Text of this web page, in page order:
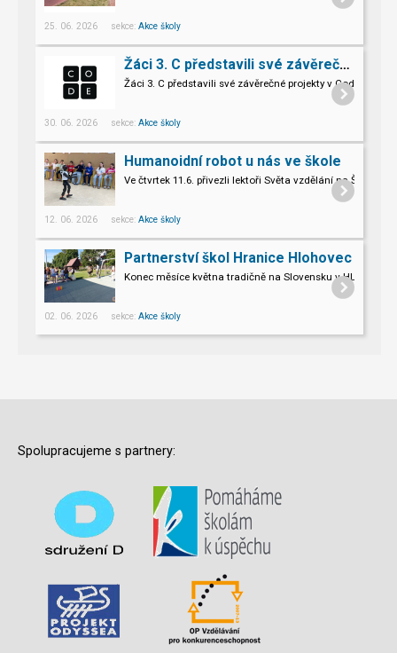
25. 06. 2026 sekce: Akce školy
Žáci 3. C představili své závěrečné projekty v Code.org
Žáci 3. C představili své závěrečné projekty v Code.org
30. 06. 2026 sekce: Akce školy
Humanoidní robot u nás ve škole
Ve čtvrtek 11.6. přivezli lektoři Světa vzdělání na
Pro naše třeťáky a páťáky to byl opravdu nevšední zážitek.
12. 06. 2026 sekce: Akce školy
Partnerství škol Hranice Hlohovec
Konec měsíce května tradičně na Slovensku v HLOHOVCI!
02. 06. 2026 sekce: Akce školy
Spolupracujeme s partnery: